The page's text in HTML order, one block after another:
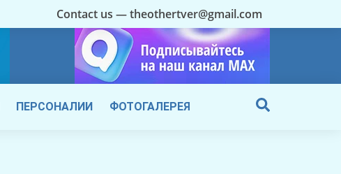
Contact us — theothertver@gmail.com
ПЕРСОНАЛИИ ФОТОГАЛЕРЕЯ